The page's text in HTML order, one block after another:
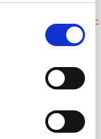
valentina-
Necrologi